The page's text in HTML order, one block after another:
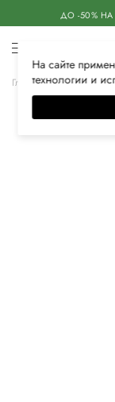
ДО -50%
Главная Мужская
На сайте
технологии и